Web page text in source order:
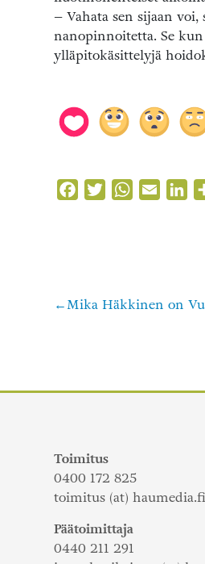
– Vahata sen sijaan
nanopinnoitetta. Se
ylläpitokäsittelyjä
FacebookTwitterWhatsApp
Email
Artikkelien
Mika Häkkinen on
Toimitus
0400 172 825
toimitus (at) haumedia.fi
Päätoimittaja
0440 211 291